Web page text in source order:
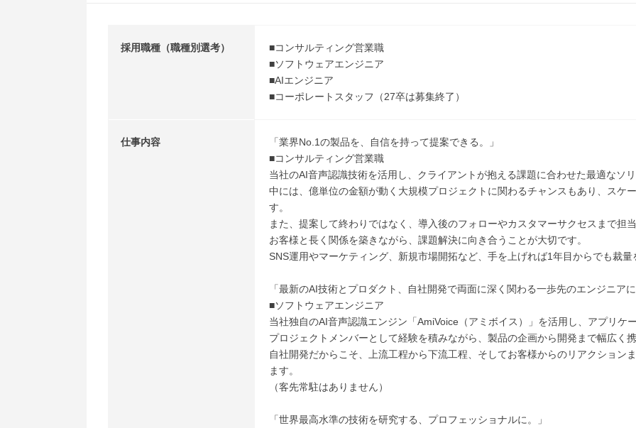
採用職種（職種別選考）
■コンサルティング営業職
■ソフトウェアエンジニア
■AIエンジニア
■コーポレートスタッフ（27卒は募集終了）
仕事内容
「業界No.1の製品を、自信を持って提案できる。」
■コンサルティング営業職
当社のAI音声認識技術を活用し、クライアントが抱える課題に合わせた最適なソ
中には、億単位の金額が動く大規模プロジェクトに関わるチャンスもあり、スケ
す。
また、提案して終わりではなく、導入後のフォローやカスタマーサクセスまで担
お客様と長く関係を築きながら、課題解決に向き合うことが大切です。
SNS運用やマーケティング、新規市場開拓など、手を上げれば1年目からでも裁量
「最新のAI技術とプロダクト、自社開発で両面に深く関わる一歩先のエンジニアに
■ソフトウェアエンジニア
当社独自のAI音声認識エンジン「AmiVoice（アミボイス）」を活用し、アプリケ
プロジェクトメンバーとして経験を積みながら、製品の企画から開発まで幅広く携
自社開発だからこそ、上流工程から下流工程、そしてお客様からのリアクション
ます。
（客先常駐はありません）
「世界最高水準の技術を研究する、プロフェッショナルに。」